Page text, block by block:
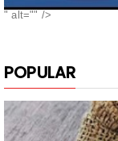
POPULAR